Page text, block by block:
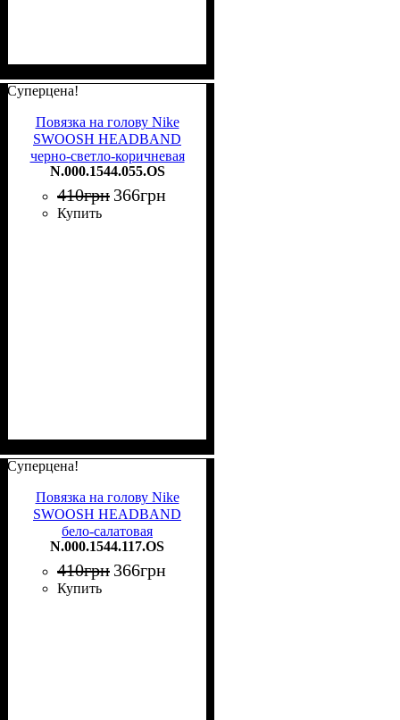
Суперцена!
Повязка на голову Nike
SWOOSH HEADBAND
черно-светло-коричневая
N.000.1544.055.OS
N.000.1544.055.OS
410грн 366грн
Купить
Суперцена!
Повязка на голову Nike
SWOOSH HEADBAND
бело-салатовая
N.000.1544.117.OS
N.000.1544.117.OS
410грн 366грн
Купить